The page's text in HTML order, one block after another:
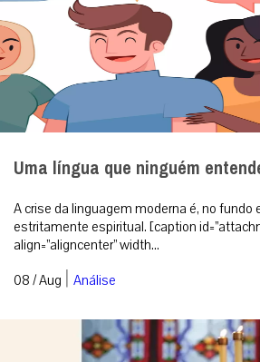
Uma língua que ninguém
A crise da linguagem moderna é, no fundo
estritamente espiritual. [caption
align=”aligncenter” width...
08 / Aug | Análise